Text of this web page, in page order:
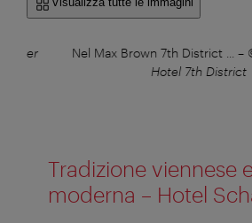
Nel Max Brown 7th District ... –
Hotel 7th District
Tradizione viennese
moderna – Hotel